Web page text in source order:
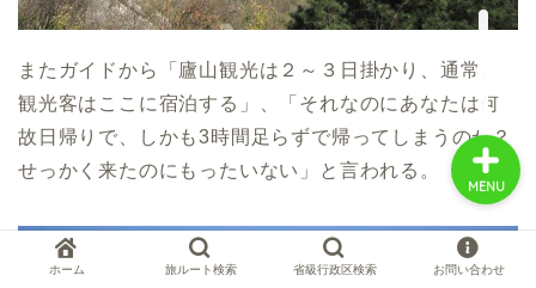
またガイドから「廬山観光は２～３日掛かり、通常、
観光客はここに宿泊する」、「それなのにあなたは何
故日帰りで、しかも3時間足らずで帰ってしまうのか？
せっかく来たのにもったいない」と言われる。
ホーム 旅ルート検索 省級行政区検索 お問い合わせ
MENU